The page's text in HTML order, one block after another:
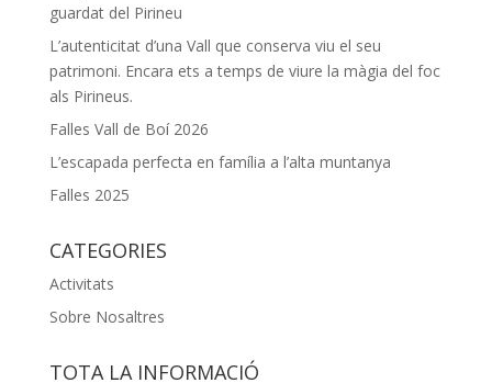
guardat del Pirineu
L’autenticitat d’una Vall que conserva viu el seu
patrimoni. Encara ets a temps de viure la màgia del foc
als Pirineus.
Falles Vall de Boí 2026
L’escapada perfecta en família a l’alta muntanya
Falles 2025
CATEGORIES
Activitats
Sobre Nosaltres
TOTA LA INFORMACIÓ